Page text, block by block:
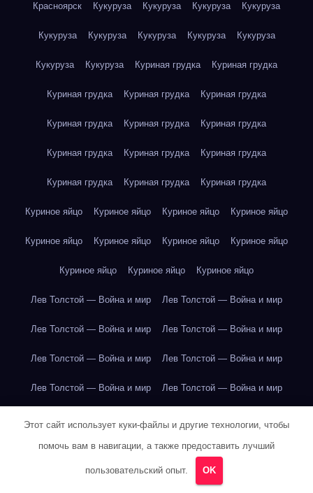
Красноярск Кукуруза Кукуруза Кукуруза Кукуруза
Кукуруза Кукуруза Кукуруза Кукуруза Кукуруза
Кукуруза Кукуруза Куриная грудка Куриная грудка
Куриная грудка Куриная грудка Куриная грудка
Куриная грудка Куриная грудка Куриная грудка
Куриная грудка Куриная грудка Куриная грудка
Куриная грудка Куриная грудка Куриная грудка
Куриное яйцо Куриное яйцо Куриное яйцо Куриное яйцо
Куриное яйцо Куриное яйцо Куриное яйцо Куриное яйцо
Куриное яйцо Куриное яйцо Куриное яйцо
Лев Толстой — Война и мир Лев Толстой — Война и мир
Лев Толстой — Война и мир Лев Толстой — Война и мир
Лев Толстой — Война и мир Лев Толстой — Война и мир
Лев Толстой — Война и мир Лев Толстой — Война и мир
Лев Толстой — Война и мир Лев Толстой — Война и мир
Лев Толстой — Война и мир Лев Толстой — Война и мир
Этот сайт использует куки-файлы и другие технологии, чтобы
помочь вам в навигации, а также предоставить лучший
пользовательский опыт. OK